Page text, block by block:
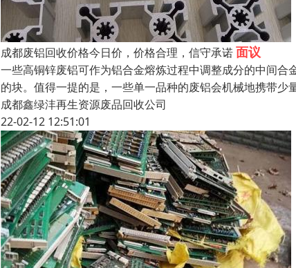
成都废铝回收价格今日价，价格合理，信守承诺面议
一些高铜锌废铝可作为铝合金熔炼过程中调整成分的中间
的块。值得一提的是，一些单一品种的废铝会机械地携带
成都鑫绿沣再生资源废品回收公司
22-02-12 12:51:01